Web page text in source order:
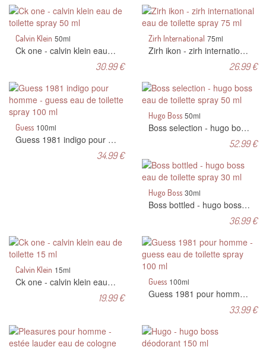
Calvin Klein 50ml
Ck one - calvin klein eau de toilette spray 50 ml
30.99 €
Zirh International 75ml
Zirh ikon - zirh international eau de toilette spray 75 ml
26.99 €
Guess 100ml
Guess 1981 indigo pour homme - guess eau de toilette spray 100 ml
34.99 €
Hugo Boss 50ml
Boss selection - hugo boss eau de toilette spray 50 ml
52.99 €
Hugo Boss 30ml
Boss bottled - hugo boss eau de toilette spray 30 ml
36.99 €
Calvin Klein 15ml
Ck one - calvin klein eau de toilette 15 ml
19.99 €
Guess 100ml
Guess 1981 pour homme - guess eau de toilette spray 100 ml
33.99 €